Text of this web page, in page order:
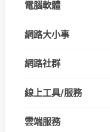
電腦軟體
網路大小事
網路社群
線上工具/服務
雲端服務